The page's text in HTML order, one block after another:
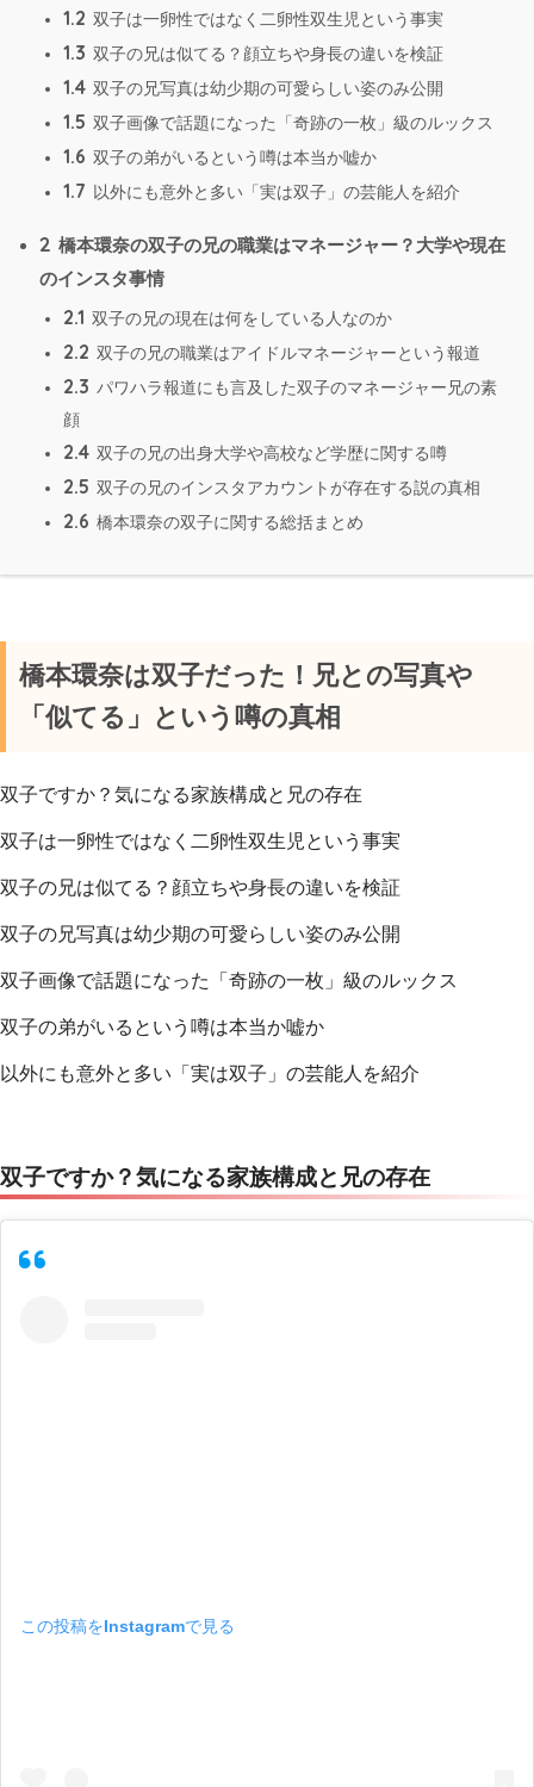
1.2 双子は一卵性ではなく二卵性双生児という事実
1.3 双子の兄は似てる？顔立ちや身長の違いを検証
1.4 双子の兄写真は幼少期の可愛らしい姿のみ公開
1.5 双子画像で話題になった「奇跡の一枚」級のルックス
1.6 双子の弟がいるという噂は本当か嘘か
1.7 以外にも意外と多い「実は双子」の芸能人を紹介
2 橋本環奈の双子の兄の職業はマネージャー？大学や現在
のインスタ事情
2.1 双子の兄の現在は何をしている人なのか
2.2 双子の兄の職業はアイドルマネージャーという報道
2.3 パワハラ報道にも言及した双子のマネージャー兄の素
顔
2.4 双子の兄の出身大学や高校など学歴に関する噂
2.5 双子の兄のインスタアカウントが存在する説の真相
2.6 橋本環奈の双子に関する総括まとめ
橋本環奈は双子だった！兄との写真や
「似てる」という噂の真相
双子ですか？気になる家族構成と兄の存在
双子は一卵性ではなく二卵性双生児という事実
双子の兄は似てる？顔立ちや身長の違いを検証
双子の兄写真は幼少期の可愛らしい姿のみ公開
双子画像で話題になった「奇跡の一枚」級のルックス
双子の弟がいるという噂は本当か嘘か
以外にも意外と多い「実は双子」の芸能人を紹介
双子ですか？気になる家族構成と兄の存在
この投稿をInstagramで見る